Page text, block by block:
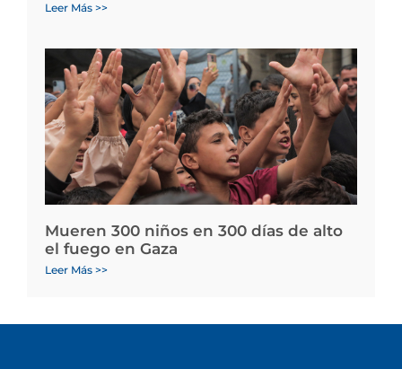
Leer Más >>
Mueren 300 niños en 300 días de alto
el fuego en Gaza
Leer Más >>